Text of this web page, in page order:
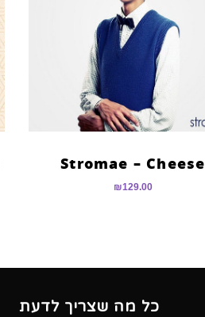
Stromae – Cheese
₪129.00
כל מה שצריך לדעת